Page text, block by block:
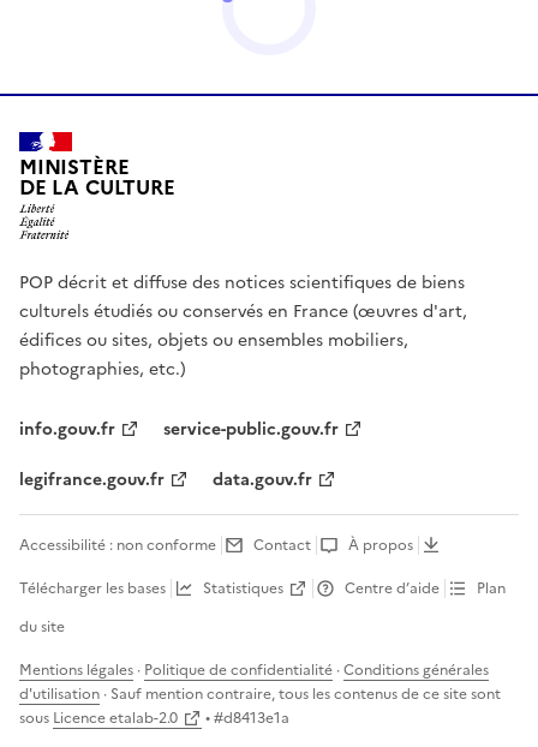
MINISTÈRE
DE LA CULTURE
POP décrit et diffuse des notices scientifiques de biens
culturels étudiés ou conservés en France (œuvres d'art,
édifices ou sites, objets ou ensembles mobiliers,
photographies, etc.)
info.gouv.fr
service-public.gouv.fr
legifrance.gouv.fr
data.gouv.fr
Accessibilité : non conforme Contact
À propos
Télécharger les bases
Statistiques Centre d’aide
Plan
du site
Mentions légales · Politique de confidentialité ·Conditions générales
d'utilisation · Sauf mention contraire, tous les contenus de ce site sont
sous Licence etalab-2.0 • #d8413e1a